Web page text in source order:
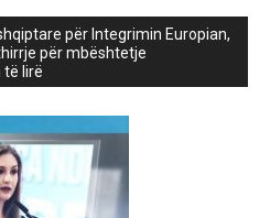
për Integrimin Europian,
për mbështetje
të lirë